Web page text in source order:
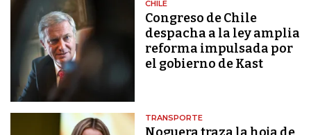
CHILE
Congreso de Chile
despacha a la ley amplia
reforma impulsada por
el gobierno de Kast
TRANSPORTE